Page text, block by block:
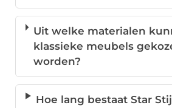
Uit welke materialen
klassieke meubels
worden?
Hoe lang bestaat Star